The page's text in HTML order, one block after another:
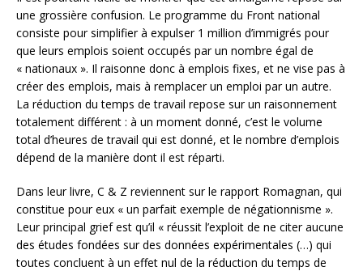
une grossière confusion. Le programme du Front national
consiste pour simplifier à expulser 1 million d’immigrés pour
que leurs emplois soient occupés par un nombre égal de
« nationaux ». Il raisonne donc à emplois fixes, et ne vise pas à
créer des emplois, mais à remplacer un emploi par un autre.
La réduction du temps de travail repose sur un raisonnement
totalement différent : à un moment donné, c’est le volume
total d’heures de travail qui est donné, et le nombre d’emplois
dépend de la manière dont il est réparti.
Dans leur livre, C & Z reviennent sur le rapport Romagnan, qui
constitue pour eux « un parfait exemple de négationnisme ».
Leur principal grief est qu’il « réussit l’exploit de ne citer aucune
des études fondées sur des données expérimentales (…) qui
toutes concluent à un effet nul de la réduction du temps de